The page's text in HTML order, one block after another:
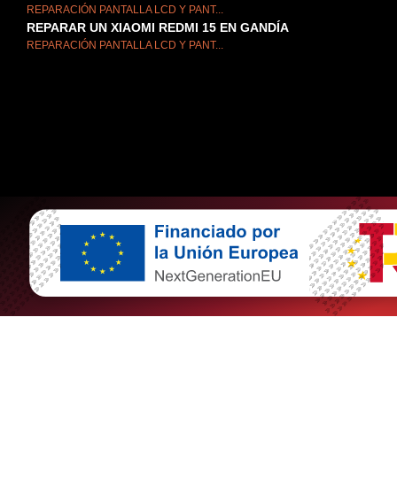
REPARACIÓN PANTALLA LCD Y PANT...
REPARAR UN XIAOMI REDMI 15 EN GANDÍA
REPARACIÓN PANTALLA LCD Y PANT...